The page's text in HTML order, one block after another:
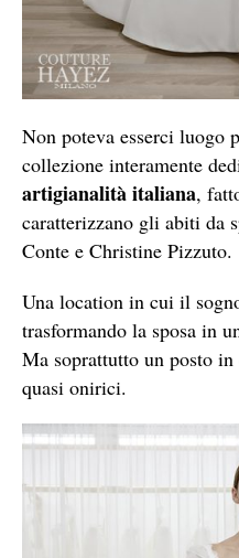
Non poteva esserci luogo
collezione interamente
artigianalità italiana,
caratterizzano gli abiti da
Conte e Christine Pizzuto.
Una location in cui il
trasformando la sposa in
Ma soprattutto un posto
quasi onirici.